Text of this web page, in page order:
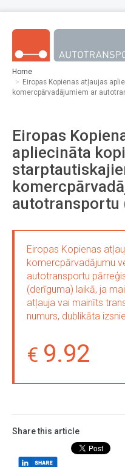
Home
Eiropas Kopienas atļaujas
komercpārvadājumiem ar
Eiropas
apliecināta
autotransportu
Eiropas Kopienas
komercpārvadājumu
autotransportu
(derīguma) laikā, ja
atļauja vai mainīts
numurs, dublikāta
9.92
Share this article